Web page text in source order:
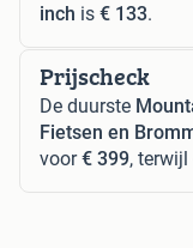
inch is € 133.
Prijscheck
De duurste
Fietsen en
voor€ 399,